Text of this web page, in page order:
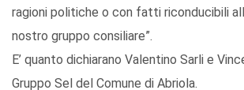
ragioni politiche o con fatti riconducibili
nostro gruppo consiliare”.
E’ quanto dichiarano Valentino Sarli e
Gruppo Sel del Comune di Abriola.